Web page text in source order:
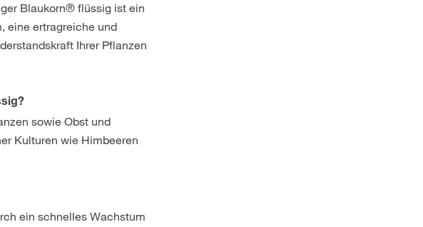
Blaukorn® flüssig ist ein
eine ertragreiche und
Ihrer Pflanzen
sowie Obst und
Kulturen wie Himbeeren
ein schnelles Wachstum